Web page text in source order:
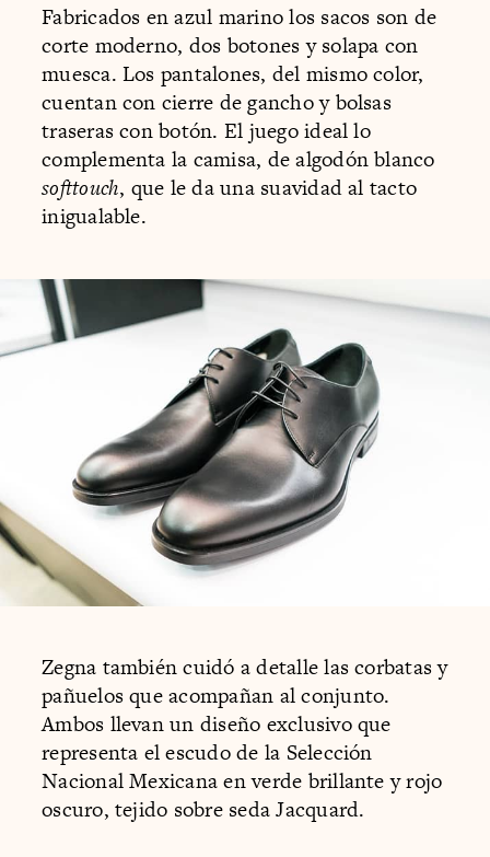
Fabricados en azul marino los sacos son de
corte moderno, dos botones y solapa con
muesca. Los pantalones, del mismo color,
cuentan con cierre de gancho y bolsas
traseras con botón. El juego ideal lo
complementa la camisa, de algodón blanco
softtouch, que le da una suavidad al tacto
inigualable.
Zegna también cuidó a detalle las corbatas y
pañuelos que acompañan al conjunto.
Ambos llevan un diseño exclusivo que
representa el escudo de la Selección
Nacional Mexicana en verde brillante y rojo
oscuro, tejido sobre seda Jacquard.